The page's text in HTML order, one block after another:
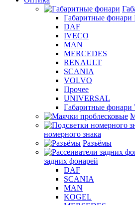
Габаритные фонари
DAF
IVECO
MAN
MERCEDES
RENAULT
SCANIA
VOLVO
Прочее
UNIVERSAL
Габаритные фонари
номерного знака
Разъёмы
задних фонарей
DAF
SCANIA
MAN
KOGEL